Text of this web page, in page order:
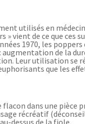
utilisés en
» vient de ce que
1970, les
augmentation de la
Leur utilisation se
que les
dans une pièce
récréatif
dessus de la fiole.